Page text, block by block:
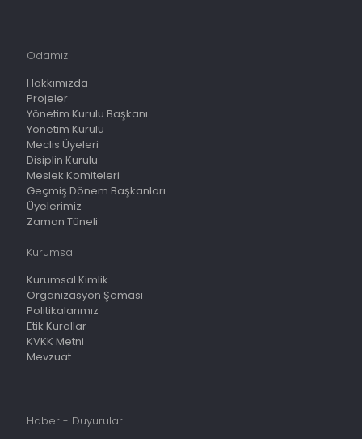
Odamız
Hakkımızda
Projeler
Yönetim Kurulu Başkanı
Yönetim Kurulu
Meclis Üyeleri
Disiplin Kurulu
Meslek Komiteleri
Geçmiş Dönem Başkanları
Üyelerimiz
Zaman Tüneli
Kurumsal
Kurumsal Kimlik
Organizasyon Şeması
Politikalarımız
Etik Kurallar
KVKK Metni
Mevzuat
Haber - Duyurular